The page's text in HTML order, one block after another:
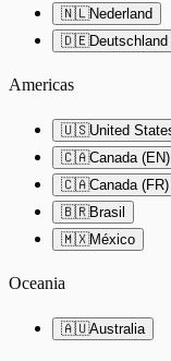
🇳🇱Nederland
🇩🇪Deutschland
Americas
🇺🇸United
🇨🇦Canada (EN)
🇨🇦Canada (FR)
🇧🇷Brasil
🇲🇽México
Oceania
🇦🇺Australia